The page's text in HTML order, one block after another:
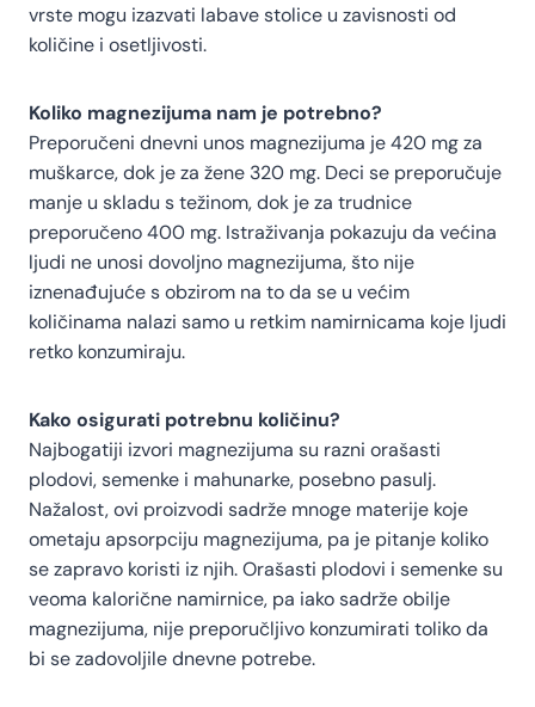
vrste mogu izazvati labave stolice u zavisnosti od
količine i osetljivosti.
Koliko magnezijuma nam je potrebno?
Preporučeni dnevni unos magnezijuma je 420 mg za
muškarce, dok je za žene 320 mg. Deci se preporučuje
manje u skladu s težinom, dok je za trudnice
preporučeno 400 mg. Istraživanja pokazuju da većina
ljudi ne unosi dovoljno magnezijuma, što nije
iznenađujuće s obzirom na to da se u većim
količinama nalazi samo u retkim namirnicama koje ljudi
retko konzumiraju.
Kako osigurati potrebnu količinu?
Najbogatiji izvori magnezijuma su razni orašasti
plodovi, semenke i mahunarke, posebno pasulj.
Nažalost, ovi proizvodi sadrže mnoge materije koje
ometaju apsorpciju magnezijuma, pa je pitanje koliko
se zapravo koristi iz njih. Orašasti plodovi i semenke su
veoma kalorične namirnice, pa iako sadrže obilje
magnezijuma, nije preporučljivo konzumirati toliko da
bi se zadovoljile dnevne potrebe.